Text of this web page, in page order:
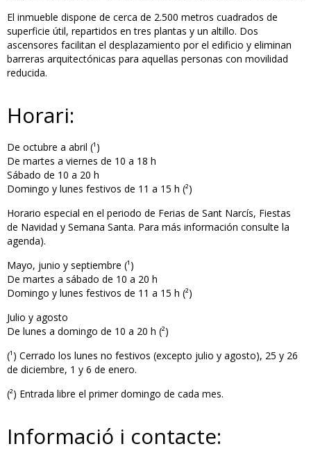
El inmueble dispone de cerca de 2.500 metros cuadrados de
superficie útil, repartidos en tres plantas y un altillo. Dos
ascensores facilitan el desplazamiento por el edificio y eliminan
barreras arquitectónicas para aquellas personas con movilidad
reducida.
Horari:
De octubre a abril (¹)
De martes a viernes de 10 a 18 h
Sábado de 10 a 20 h
Domingo y lunes festivos de 11 a 15 h (²)
Horario especial en el periodo de Ferias de Sant Narcís, Fiestas
de Navidad y Semana Santa. Para más información consulte la
agenda).
Mayo, junio y septiembre (¹)
De martes a sábado de 10 a 20 h
Domingo y lunes festivos de 11 a 15 h (²)
Julio y agosto
De lunes a domingo de 10 a 20 h (²)
(¹) Cerrado los lunes no festivos (excepto julio y agosto), 25 y 26
de diciembre, 1 y 6 de enero.
(²) Entrada libre el primer domingo de cada mes.
Informació i contacte: